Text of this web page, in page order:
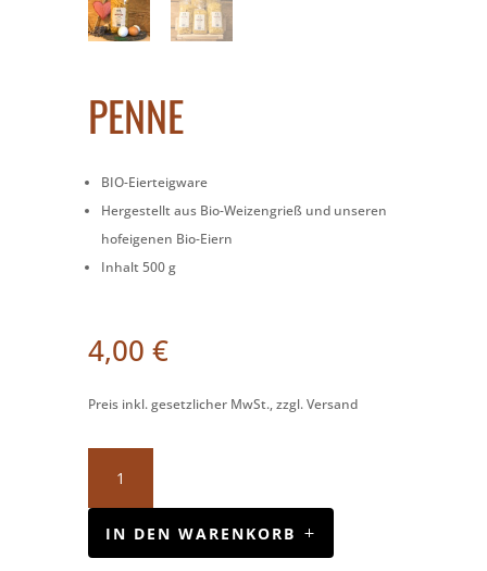
PENNE
BIO-Eierteigware
Hergestellt aus Bio-Weizengrieß und unseren
hofeigenen Bio-Eiern
Inhalt 500 g
4,00 €
Preis inkl. gesetzlicher MwSt., zzgl. Versand
Menge
IN DEN WARENKORB